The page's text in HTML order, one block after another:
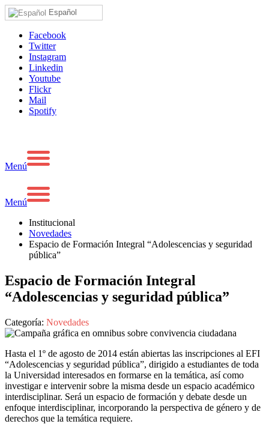
Español
Facebook
Twitter
Instagram
Linkedin
Youtube
Flickr
Mail
Spotify
Menú
Menú
Institucional
Novedades
Espacio de Formación Integral “Adolescencias y seguridad
pública”
Espacio de Formación Integral
“Adolescencias y seguridad pública”
Categoría: Novedades
Hasta el 1º de agosto de 2014 están abiertas las inscripciones al EFI
“Adolescencias y seguridad pública”, dirigido a estudiantes de toda
la Universidad interesados en formarse en la temática, así como
investigar e intervenir sobre la misma desde un espacio académico
interdisciplinar. Será un espacio de formación y debate desde un
enfoque interdisciplinar, incorporando la perspectiva de género y de
derechos que la temática requiere.